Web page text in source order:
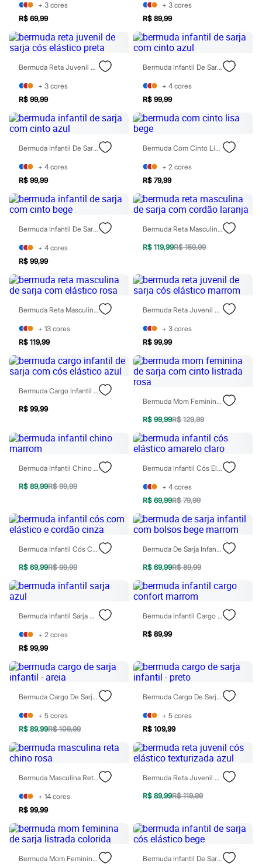
Sandálias
Sapatilhas
Tênis
Marcas
City
Clock House
Mindset
Sawary
Yessica
Moda esportiva
Acessórios
Blusas
Calçados
Leggings
Tops
Moda íntima
Calcinhas
Cintas e Modeladores
Meias
Sutiãs e Tops
Biquínis
Maiôs
Saídas de praia
Personagens
Plus size
Blusas e Camisetas
Calças
Casacos e Jaquetas
Jeans
Moda esportiva
Shorts e Saias
Vestidos
Masculino
Em alta
Dia dos Pais
Inverno
Roupas
Bermudas
Camisas
Calças
Camisetas e Regatas
Casacos e Jaquetas
Jeans
Acessórios
Bolsas e Mochilas
Chapéus e Bonés
Cintos
Óculos
Relógios
Calçados
Botas
Chinelos
Sapatos
Sandálias e Papetes
Tênis
Moda esportiva
Acessórios
Bermudas
Camisetas
Calças
Regatas
Moda íntima
Cuecas
Meias
Pijamas
Personagens
Blusas e Camisetas
Calças
Camisas
Casacos e Jaquetas
Jeans
Moda esportiva
Shorts e Bermudas
+ 3 cores
R$ 69,99
+ 3 cores
R$ 89,99
Bermuda Reta Juvenil De Sarja Cós Elástico Preta
+ 3 cores
R$ 99,99
Bermuda Infantil De Sarja Com Cinto Azul
+ 4 cores
R$ 99,99
Bermuda Infantil De Sarja Com Cinto Azul
+ 4 cores
R$ 99,99
Bermuda Com Cinto Lisa Bege
+ 2 cores
R$ 79,99
Bermuda Infantil De Sarja Com Cinto Bege
+ 4 cores
R$ 99,99
Bermuda Reta Masculina De Sarja Com Cordão Laranja
R$ 119,99R$ 159,99
Bermuda Reta Masculina De Sarja Com Elástico Rosa
+ 13 cores
R$ 119,99
Bermuda Reta Juvenil De Sarja Cós Elástico Marrom
+ 3 cores
R$ 99,99
Bermuda Cargo Infantil De Sarja Com Cós Elástico Azul
R$ 99,99
Bermuda Mom Feminina De Sarja Com Cinto Listrada Rosa
R$ 99,99R$ 129,99
Bermuda Infantil Chino Marrom
R$ 89,99R$ 99,99
Bermuda Infantil Cós Elástico Amarelo Claro
+ 4 cores
R$ 69,99R$ 79,99
Bermuda Infantil Cós Com Elástico E Cordão Cinza
R$ 69,99R$ 99,99
Bermuda De Sarja Infantil Com Bolsos Bege Marrom
R$ 69,99R$ 89,99
Bermuda Infantil Sarja Azul
+ 2 cores
R$ 99,99
Bermuda Infantil Cargo Confort Marrom
R$ 89,99
Bermuda Cargo De Sarja Infantil - Areia
+ 5 cores
R$ 89,99R$ 109,99
Bermuda Cargo De Sarja Infantil - Preto
+ 5 cores
R$ 109,99
Bermuda Masculina Reta Chino Rosa
+ 14 cores
R$ 99,99
Bermuda Reta Juvenil Cós Elástico Texturizada Azul
R$ 89,99R$ 119,99
Bermuda Mom Feminina De Sarja Listrada Colorida Bermuda Infantil De Sarja Cós Elástico Bege